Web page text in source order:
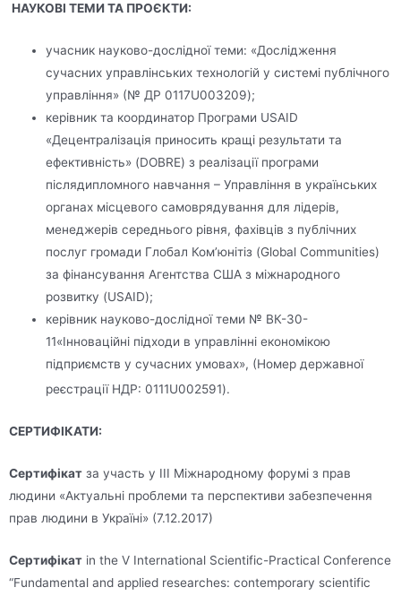
НАУКОВІ ТЕМИ ТА ПРОЄКТИ:
учасник науково-дослідної теми: «Дослідження
сучасних управлінських технологій у системі публічного
управління» (№ ДР 0117U003209);
керівник та координатор Програми USAID
«Децентралізація приносить кращі результати та
ефективність» (DOBRE) з реалізації програми
післядипломного навчання – Управління в українських
органах місцевого самоврядування для лідерів,
менеджерів середнього рівня, фахівців з публічних
послуг громади Глобал Ком’юнітіз (Global Communities)
за фінансування Агентства США з міжнародного
розвитку (USAID);
керівник науково-дослідної теми № ВК-30-
11«Інноваційні підходи в управлінні економікою
підприємств у сучасних умовах», (Номер державної
реєстрації НДР: 0111U002591).
СЕРТИФІКАТИ:
Сертифікат за участь у ІІІ Міжнародному форумі з прав
людини «Актуальні проблеми та перспективи забезпечення
прав людини в Україні» (7.12.2017)
Сертифікат in the V International Scientific-Practical Conference
“Fundamental and applied researches: contemporary scientific